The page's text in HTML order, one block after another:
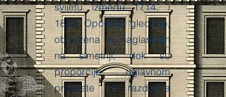
svijetu između 1714. i
1830. Općenito gledano,
obilježena je naglaskom
na simetriji, dok su
proporcije uglavnom
preuzete iz razdoblja